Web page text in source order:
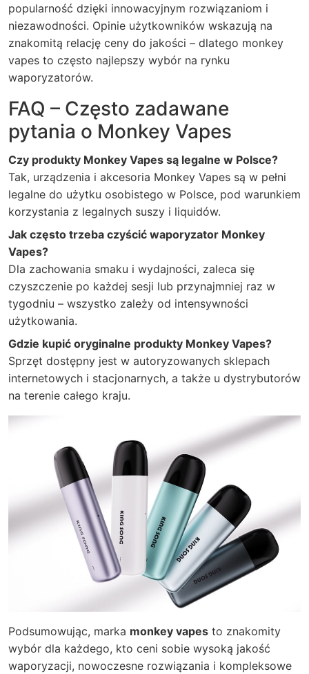
popularność dzięki innowacyjnym rozwiązaniom i
niezawodności. Opinie użytkowników wskazują na
znakomitą relację ceny do jakości – dlatego monkey
vapes to często najlepszy wybór na rynku
waporyzatorów.
FAQ – Często zadawane
pytania o Monkey Vapes
Czy produkty Monkey Vapes są legalne w Polsce?
Tak, urządzenia i akcesoria Monkey Vapes są w pełni
legalne do użytku osobistego w Polsce, pod warunkiem
korzystania z legalnych suszy i liquidów.
Jak często trzeba czyścić waporyzator Monkey
Vapes?
Dla zachowania smaku i wydajności, zaleca się
czyszczenie po każdej sesji lub przynajmniej raz w
tygodniu – wszystko zależy od intensywności
użytkowania.
Gdzie kupić oryginalne produkty Monkey Vapes?
Sprzęt dostępny jest w autoryzowanych sklepach
internetowych i stacjonarnych, a także u dystrybutorów
na terenie całego kraju.
Podsumowując, marka monkey vapes to znakomity
wybór dla każdego, kto ceni sobie wysoką jakość
waporyzacji, nowoczesne rozwiązania i kompleksowe